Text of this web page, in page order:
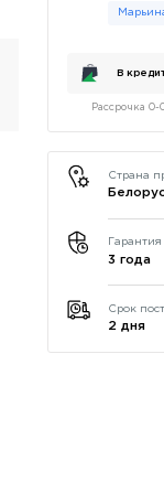
В
Рассрочка 0-
Страна
Гарантия
3 года
Срок
2 дня